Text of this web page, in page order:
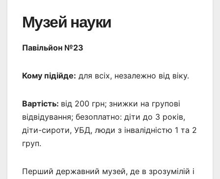
Музей науки
Павільйон №23
Кому підійде: для всіх, незалежно від віку.
Вартість: від 200 грн; знижки на групові
відвідування; безоплатно: діти до 3 років,
діти-сироти, УБД, люди з інвалідністю 1 та 2
груп.
Перший державний музей, де в зрозумілій і